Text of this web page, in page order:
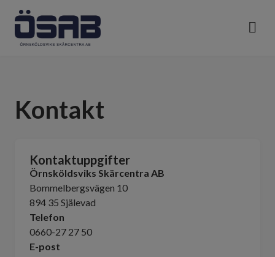
Kontakt
Kontaktuppgifter
Örnsköldsviks Skärcentra AB
Bommelbergsvägen 10
894 35 Själevad
Telefon
0660-27 27 50
E-post